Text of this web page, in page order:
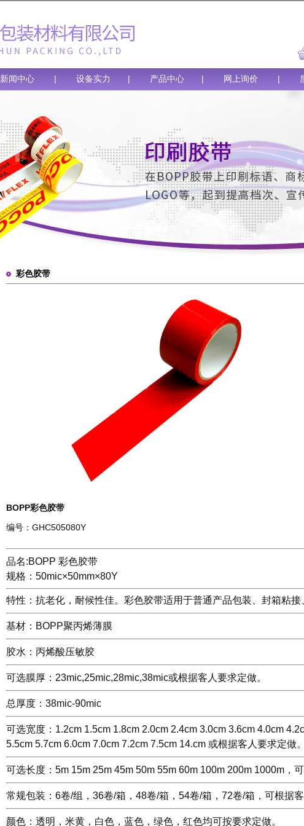
新闻中心 | 设备实力 | 产品中心 | 网上询价 |
彩色胶带
BOPP彩色胶带
编号：GHC505080Y
品名:BOPP 彩色胶带
规格：50mic×50mm×80Y
特性：抗老化，耐候性佳。彩色胶带适用于普通产品包装、封箱粘接
基材：BOPP聚丙烯薄膜
胶水：丙烯酸压敏胶
可选膜厚：23mic,25mic,28mic,38mic或根据客人要求定做。
总厚度：38mic-90mic
可选宽度：1.2cm 1.5cm 1.8cm 2.0cm 2.4cm 3.0cm 3.6cm 4.0cm
5.5cm 5.7cm 6.0cm 7.0cm 7.2cm 7.5cm 14.cm 或根据客人要求定做。
可选长度：5m 15m 25m 45m 50m 55m 60m 100m 200m 1000m，
常规包装：6卷/组，36卷/箱，48卷/箱，54卷/箱，72卷/箱，可根据客
颜色：透明，米黄，白色，蓝色，绿色，红色均可按要求定做。